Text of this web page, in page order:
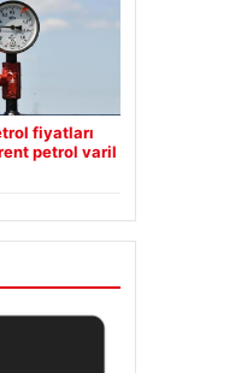
fiyatları
petrol varil